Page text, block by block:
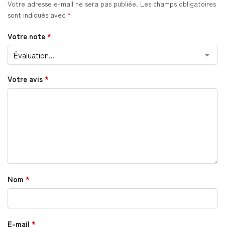
Votre adresse e-mail ne sera pas publiée. Les champs obligatoires
sont indiqués avec *
Votre note*
Votre avis*
Nom *
E-mail *